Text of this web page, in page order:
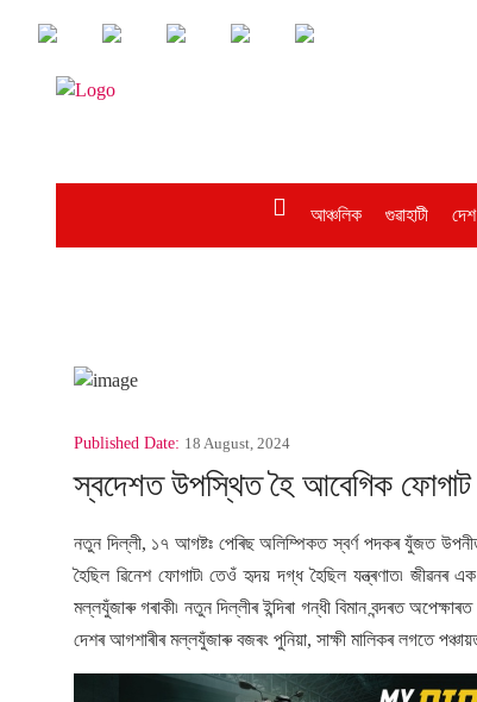
আঞ্চলিক গুৱাহাটী দেশ
Published Date: 18 August, 2024
স্বদেশত উপস্থিত হৈ আবেগিক ফোগাট
নতুন দিল্লী, ১৭ আগষ্টঃ পেৰিছ অলিম্পিকত স্বৰ্ণ পদকৰ যুঁজত
হৈছিল ৱিনেশ ফোগাট৷ তেওঁ হৃদয় দগ্ধ হৈছিল যন্ত্ৰণাত৷ জীৱনৰ
মল্লযুঁজাৰু গৰাকী৷ নতুন দিল্লীৰ ইন্দিৰা গন্ধী বিমান বন্দৰত
দেশৰ আগশাৰীৰ মল্লযুঁজাৰু বজৰং পুনিয়া, সাক্ষী মালিকৰ লগতে